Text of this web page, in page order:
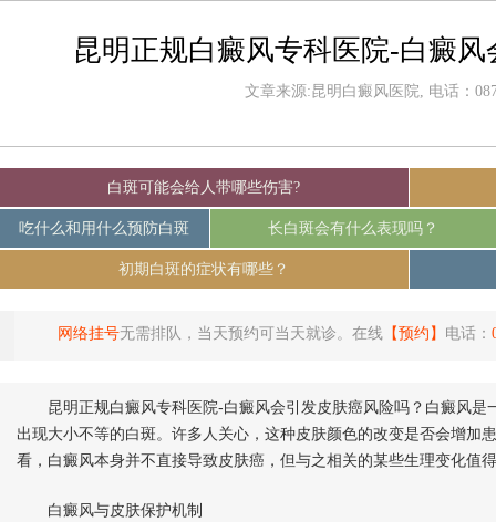
昆明正规白癜风专科医院-白癜
文章来源:昆明白癜风医院, 电话：
白斑可能会给人带哪些伤害?
吃什么和用什么预防白斑 长白斑会有什么表现吗？
初期白斑的症状有哪些？
网络挂号无需排队，当天预约可当天就诊。在线 【预约】 电话：
昆明正规白癜风专科医院-白癜风会引发皮肤癌风险吗？白癜风是
出现大小不等的白斑。许多人关心，这种皮肤颜色的改变是否会增加
看，白癜风本身并不直接导致皮肤癌，但与之相关的某些生理变化值
白癜风与皮肤保护机制